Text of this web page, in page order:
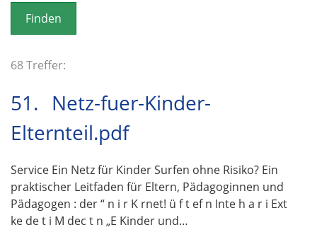
o
n
68 Treffer:
51. Netz-fuer-Kinder-
Elternteil.pdf
Service Ein Netz für Kinder Surfen ohne Risiko? Ein
praktischer Leitfaden für Eltern, Pädagoginnen und
Pädagogen : der “ n i r K rnet! ü f t ef n Inte h a r i Ext
ke de t i M dec t n „E Kinder und…